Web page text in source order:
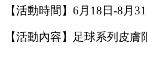
【活動時間】 6月 18 日-8月 31
【活動內容】 足球系列皮膚